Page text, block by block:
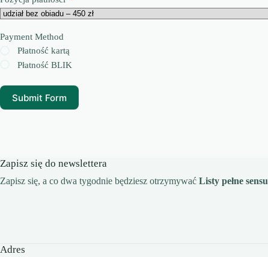
Payment Method
Płatność kartą
Płatność BLIK
Submit Form
Zapisz się do newslettera
Zapisz się, a co dwa tygodnie będziesz otrzymywać Listy pełne sensu
Adres